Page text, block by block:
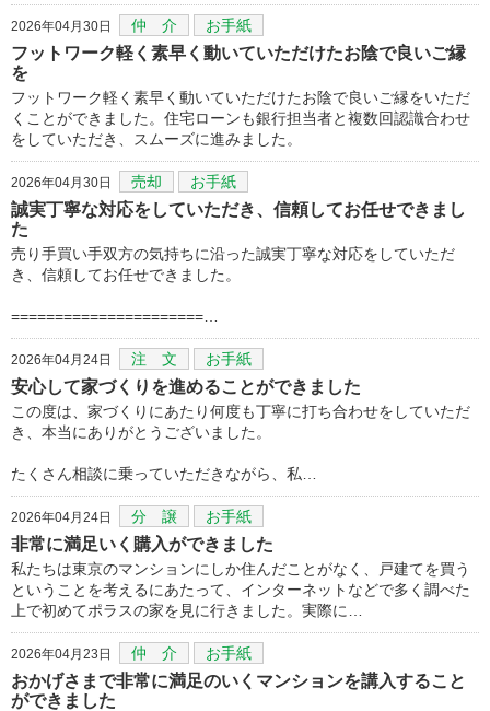
2026年04月30日 仲 介 お手紙
フットワーク軽く素早く動いていただけたお陰で良いご縁
を
フットワーク軽く素早く動いていただけたお陰で良いご縁をいただ
くことができました。住宅ローンも銀行担当者と複数回認識合わせ
をしていただき、スムーズに進みました。
2026年04月30日 売却 お手紙
誠実丁寧な対応をしていただき、信頼してお任せできまし
た
売り手買い手双方の気持ちに沿った誠実丁寧な対応をしていただ
き、信頼してお任せできました。
======================…
2026年04月24日 注 文 お手紙
安心して家づくりを進めることができました
この度は、家づくりにあたり何度も丁寧に打ち合わせをしていただ
き、本当にありがとうございました。
たくさん相談に乗っていただきながら、私…
2026年04月24日 分 譲 お手紙
非常に満足いく購入ができました
私たちは東京のマンションにしか住んだことがなく、戸建てを買う
ということを考えるにあたって、インターネットなどで多く調べた
上で初めてポラスの家を見に行きました。実際に…
2026年04月23日 仲 介 お手紙
おかげさまで非常に満足のいくマンションを講入すること
ができました